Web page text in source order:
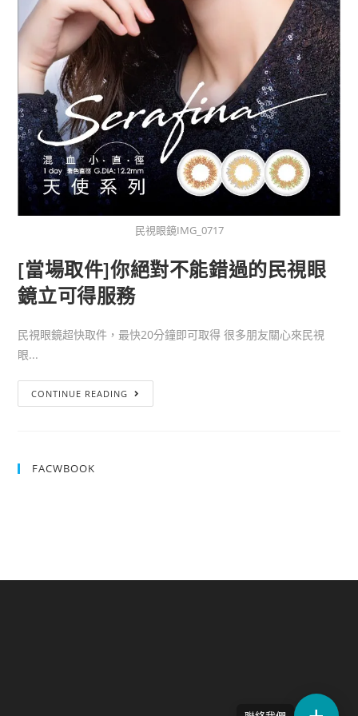
民視眼鏡IMG_0717
[當場取件]你絕對不能錯過的民視眼
鏡立可得服務
民視眼鏡超快取件，最快20分鐘即可取得 很多朋友關心來民視
眼...
CONTINUE READING
FACWBOOK